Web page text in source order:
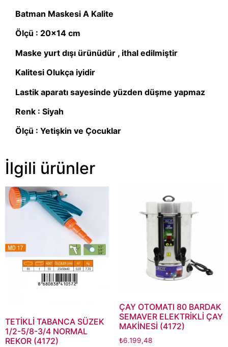
Batman Maskesi A Kalite
Ölçü : 20×14 cm
Maske yurt dışı ürünüdür , ithal edilmiştir
Kalitesi Olukça iyidir
Lastik aparatı sayesinde yüzden düşme yapmaz
Renk : Siyah
Ölçü : Yetişkin ve Çocuklar
İlgili ürünler
TETİKLİ TABANCA SÜZEK
1/2-5/8-3/4 NORMAL
REKOR (4172)
ÇAY OTOMATI 80 BARDAK
SEMAVER ELEKTRİKLİ ÇAY
MAKİNESİ (4172)
₺6.199,48